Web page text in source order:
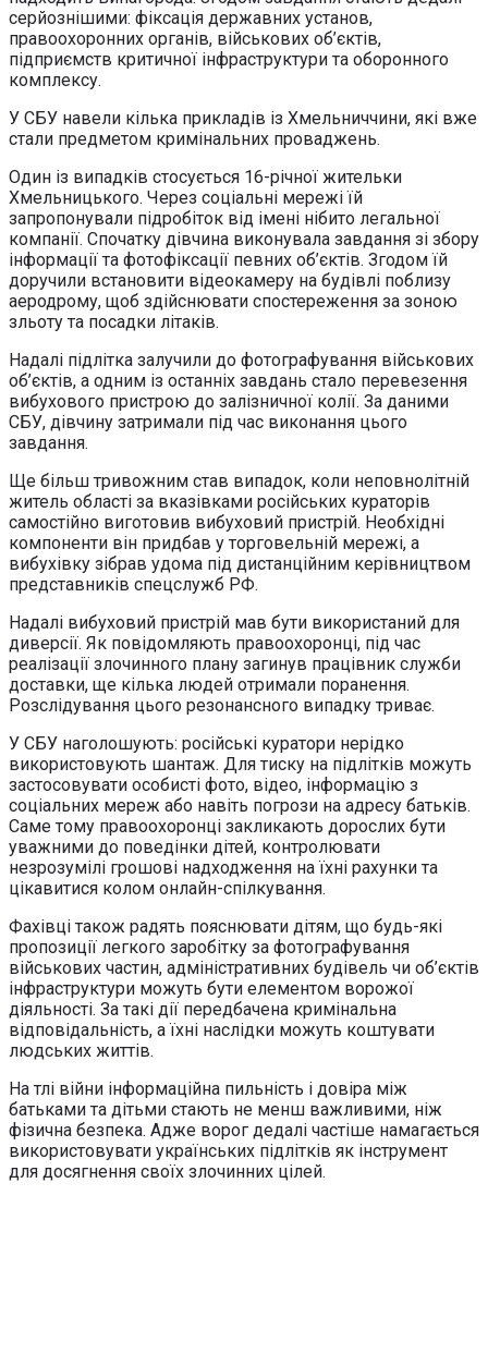
серйознішими: фіксація державних установ,
правоохоронних органів, військових об’єктів,
підприємств критичної інфраструктури та оборонного
комплексу.
У СБУ навели кілька прикладів із Хмельниччини, які вже
стали предметом кримінальних проваджень.
Один із випадків стосується 16-річної жительки
Хмельницького. Через соціальні мережі їй
запропонували підробіток від імені нібито легальної
компанії. Спочатку дівчина виконувала завдання зі збору
інформації та фотофіксації певних об’єктів. Згодом їй
доручили встановити відеокамеру на будівлі поблизу
аеродрому, щоб здійснювати спостереження за зоною
зльоту та посадки літаків.
Надалі підлітка залучили до фотографування військових
об’єктів, а одним із останніх завдань стало перевезення
вибухового пристрою до залізничної колії. За даними
СБУ, дівчину затримали під час виконання цього
завдання.
Ще більш тривожним став випадок, коли неповнолітній
житель області за вказівками російських кураторів
самостійно виготовив вибуховий пристрій. Необхідні
компоненти він придбав у торговельній мережі, а
вибухівку зібрав удома під дистанційним керівництвом
представників спецслужб РФ.
Надалі вибуховий пристрій мав бути використаний для
диверсії. Як повідомляють правоохоронці, під час
реалізації злочинного плану загинув працівник служби
доставки, ще кілька людей отримали поранення.
Розслідування цього резонансного випадку триває.
У СБУ наголошують: російські куратори нерідко
використовують шантаж. Для тиску на підлітків можуть
застосовувати особисті фото, відео, інформацію з
соціальних мереж або навіть погрози на адресу батьків.
Саме тому правоохоронці закликають дорослих бути
уважними до поведінки дітей, контролювати
незрозумілі грошові надходження на їхні рахунки та
цікавитися колом онлайн-спілкування.
Фахівці також радять пояснювати дітям, що будь-які
пропозиції легкого заробітку за фотографування
військових частин, адміністративних будівель чи об’єктів
інфраструктури можуть бути елементом ворожої
діяльності. За такі дії передбачена кримінальна
відповідальність, а їхні наслідки можуть коштувати
людських життів.
На тлі війни інформаційна пильність і довіра між
батьками та дітьми стають не менш важливими, ніж
фізична безпека. Адже ворог дедалі частіше намагається
використовувати українських підлітків як інструмент
для досягнення своїх злочинних цілей.